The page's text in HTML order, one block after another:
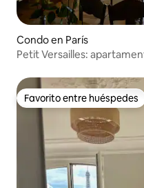
Condo en París
Petit Versailles:
Favorito entre huéspedes
Favorito entre huéspedes